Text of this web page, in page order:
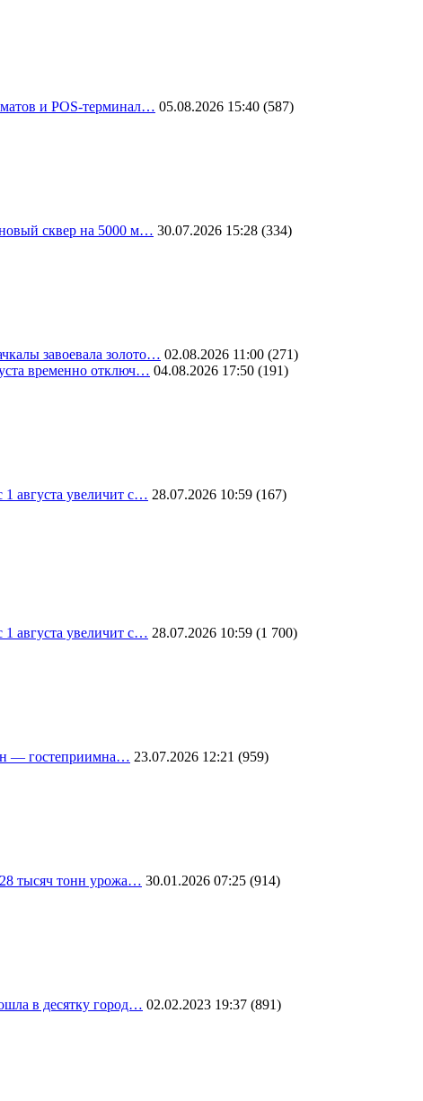
и POS-терминал… 05.08.2026 15:40 (587)
сквер на 5000 м… 30.07.2026 15:28 (334)
завоевала золото… 02.08.2026 11:00 (271)
временно отключ… 04.08.2026 17:50 (191)
августа увеличит с… 28.07.2026 10:59 (167)
августа увеличит с… 28.07.2026 10:59 (1 700)
— гостеприимна… 23.07.2026 12:21 (959)
тысяч тонн урожа… 30.01.2026 07:25 (914)
в десятку город… 02.02.2023 19:37 (891)